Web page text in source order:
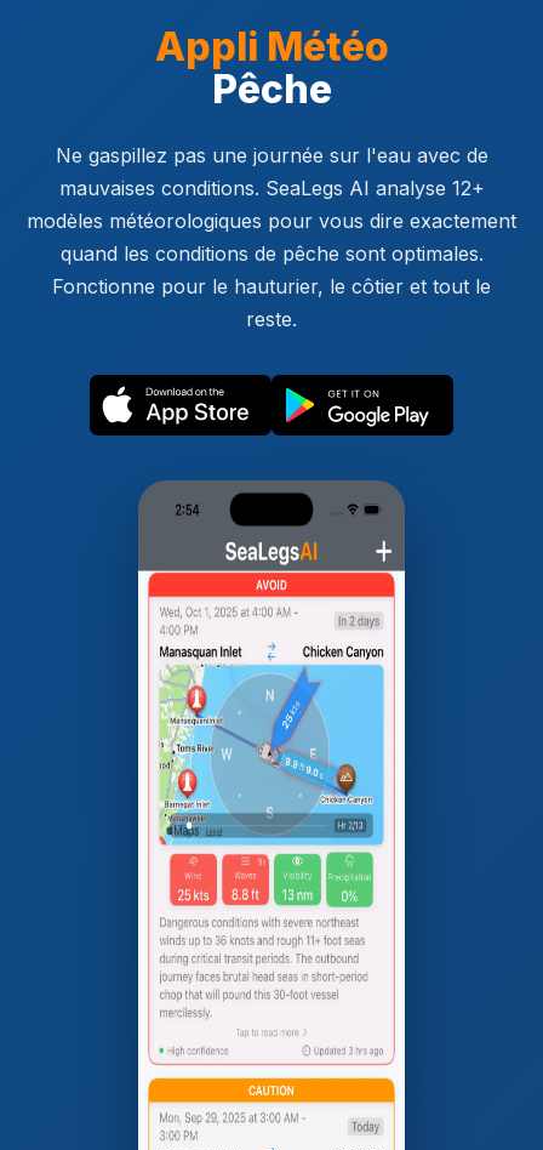
Appli Météo
Pêche
Ne gaspillez pas une journée sur l'eau avec de
mauvaises conditions. SeaLegs AI analyse 12+
modèles météorologiques pour vous dire exactement
quand les conditions de pêche sont optimales.
Fonctionne pour le hauturier, le côtier et tout le
reste.